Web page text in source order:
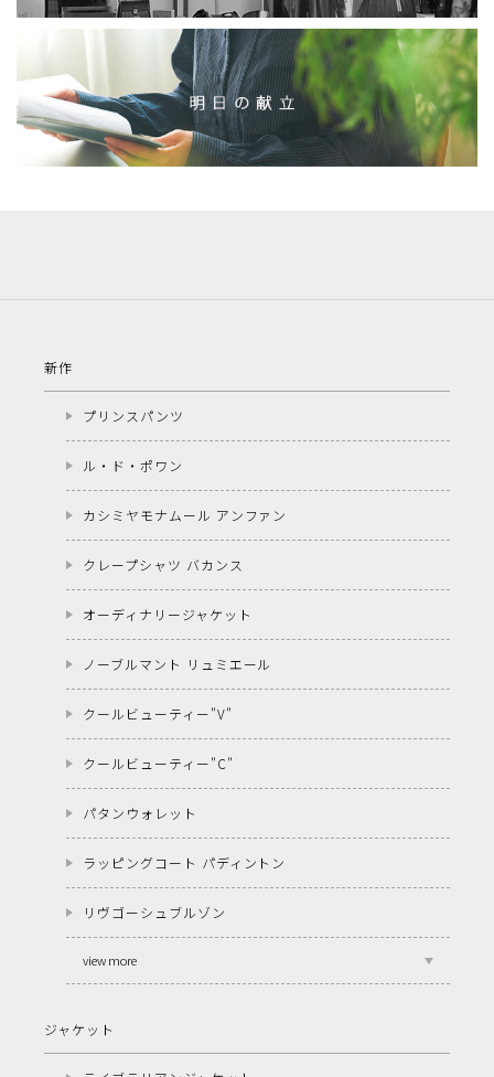
新作
プリンスパンツ
ル・ド・ポワン
カシミヤモナムール アンファン
クレープシャツ バカンス
オーディナリージャケット
ノーブルマント リュミエール
クールビューティー"V"
クールビューティー"C"
パタンウォレット
ラッピングコート パディントン
リヴゴーシュブルゾン
view more
ジャケット